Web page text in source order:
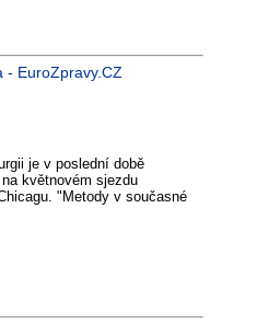
- EuroZpravy.CZ
je v poslední době
květnovém sjezdu
"Metody v současné